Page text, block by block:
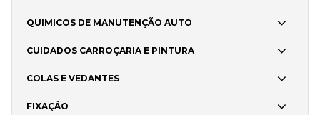
QUIMICOS DE MANUTENÇÃO AUTO
CUIDADOS CARROÇARIA E PINTURA
COLAS E VEDANTES
FIXAÇÃO